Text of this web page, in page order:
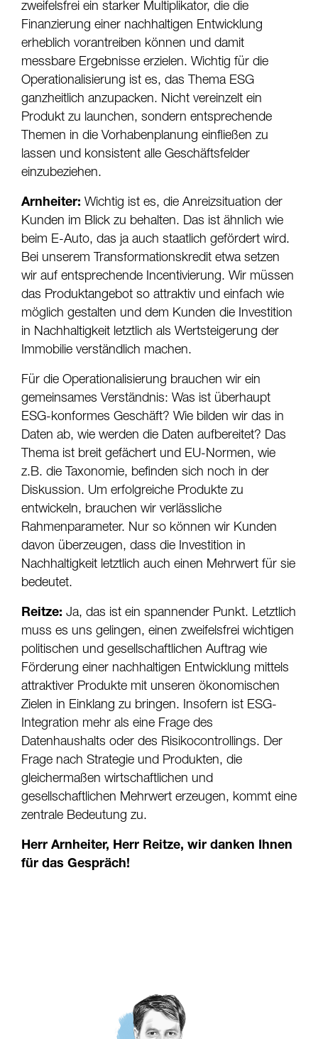
zweifelsfrei ein starker Multiplikator, die die
Finanzierung einer nachhaltigen Entwicklung
erheblich vorantreiben können und damit
messbare Ergebnisse erzielen. Wichtig für die
Operationalisierung ist es, das Thema ESG
ganzheitlich anzupacken. Nicht vereinzelt ein
Produkt zu launchen, sondern entsprechende
Themen in die Vorhabenplanung einfließen zu
lassen und konsistent alle Geschäftsfelder
einzubeziehen.
Arnheiter: Wichtig ist es, die Anreizsituation der
Kunden im Blick zu behalten. Das ist ähnlich wie
beim E-Auto, das ja auch staatlich gefördert wird.
Bei unserem Transformationskredit etwa setzen
wir auf entsprechende Incentivierung. Wir müssen
das Produktangebot so attraktiv und einfach wie
möglich gestalten und dem Kunden die Investition
in Nachhaltigkeit letztlich als Wertsteigerung der
Immobilie verständlich machen.
Für die Operationalisierung brauchen wir ein
gemeinsames Verständnis: Was ist überhaupt
ESG-konformes Geschäft? Wie bilden wir das in
Daten ab, wie werden die Daten aufbereitet? Das
Thema ist breit gefächert und EU-Normen, wie
z.B. die Taxonomie, befinden sich noch in der
Diskussion. Um erfolgreiche Produkte zu
entwickeln, brauchen wir verlässliche
Rahmenparameter. Nur so können wir Kunden
davon überzeugen, dass die Investition in
Nachhaltigkeit letztlich auch einen Mehrwert für sie
bedeutet.
Reitze: Ja, das ist ein spannender Punkt. Letztlich
muss es uns gelingen, einen zweifelsfrei wichtigen
politischen und gesellschaftlichen Auftrag wie
Förderung einer nachhaltigen Entwicklung mittels
attraktiver Produkte mit unseren ökonomischen
Zielen in Einklang zu bringen. Insofern ist ESG-
Integration mehr als eine Frage des
Datenhaushalts oder des Risikocontrollings. Der
Frage nach Strategie und Produkten, die
gleichermaßen wirtschaftlichen und
gesellschaftlichen Mehrwert erzeugen, kommt eine
zentrale Bedeutung zu.
Herr Arnheiter, Herr Reitze, wir danken Ihnen
für das Gespräch!